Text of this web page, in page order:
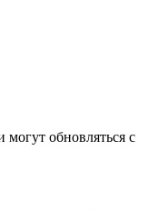
обновляться с